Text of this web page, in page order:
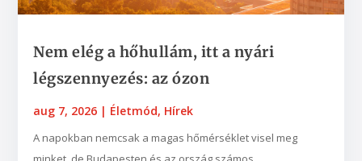
Nem elég a hőhullám, itt a nyári
légszennyezés: az ózon
aug 7, 2026 | Életmód, Hírek
A napokban nemcsak a magas hőmérséklet visel meg